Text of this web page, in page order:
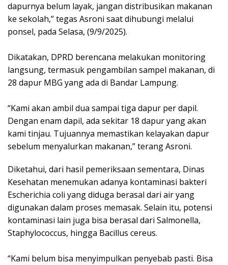
dapurnya belum layak, jangan distribusikan makanan
ke sekolah,” tegas Asroni saat dihubungi melalui
ponsel, pada Selasa, (9/9/2025).
Dikatakan, DPRD berencana melakukan monitoring
langsung, termasuk pengambilan sampel makanan, di
28 dapur MBG yang ada di Bandar Lampung.
“Kami akan ambil dua sampai tiga dapur per dapil.
Dengan enam dapil, ada sekitar 18 dapur yang akan
kami tinjau. Tujuannya memastikan kelayakan dapur
sebelum menyalurkan makanan,” terang Asroni.
Diketahui, dari hasil pemeriksaan sementara, Dinas
Kesehatan menemukan adanya kontaminasi bakteri
Escherichia coli yang diduga berasal dari air yang
digunakan dalam proses memasak. Selain itu, potensi
kontaminasi lain juga bisa berasal dari Salmonella,
Staphylococcus, hingga Bacillus cereus.
“Kami belum bisa menyimpulkan penyebab pasti. Bisa